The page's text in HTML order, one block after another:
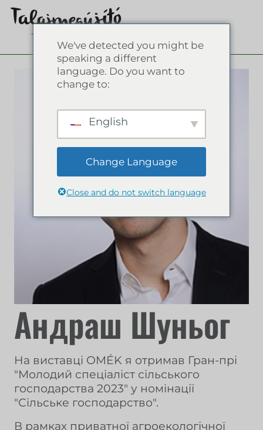
Андраш Шуньог
На виставці OMÉK я отримав Гран-прі
"Молодий спеціаліст сільського
господарства 2023" у номінації
"Сільське господарство".
В рамках приватної агроекологічної
We've detected you might be
speaking a different
language. Do you want to
change to:
English
Change Language
Close and do not switch language